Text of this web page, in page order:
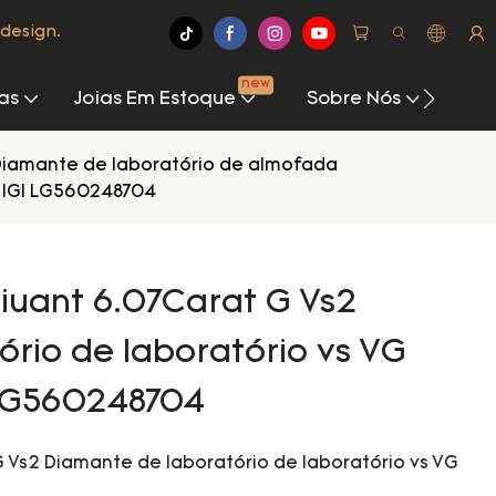
Joias Em Estoque
new
Sobre Nós
de laboratório de almofada
LG560248704
6.07Carat G Vs2
de laboratório vs VG
Vs2 Diamante de laboratório de laboratório vs VG